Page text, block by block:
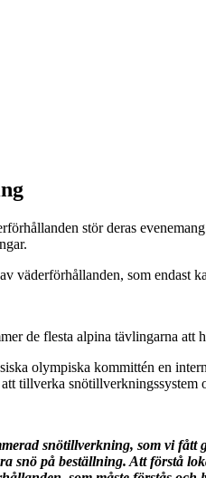
stör deras
som endast
de flesta alpina tävlingarna att
olympiska kommittén en
tillverka snötillverkningssystem
snötillverkning, som vi
snö på beställning. Att förstå